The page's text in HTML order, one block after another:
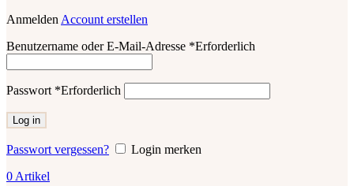
Anmelden Account erstellen
Benutzername oder E-Mail-Adresse *Erforderlich
Passwort *Erforderlich
Log in
Passwort vergessen?
Login merken
0 Artikel